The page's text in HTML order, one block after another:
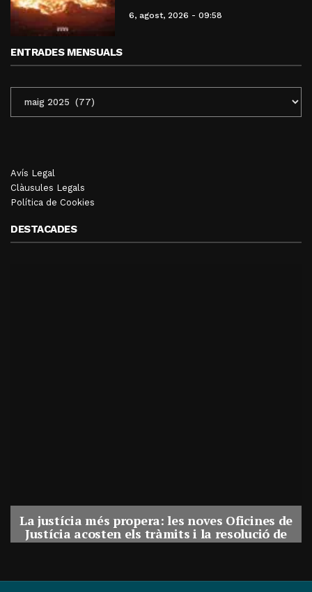
6, agost, 2026 - 09:58
ENTRADES MENSUALS
MENSUALS
Avís Legal
Clàusules Legals
Política de Cookies
DESTACADES
La justícia més propera: les noves Oficines de
Justícia acosten els tràmits i la resolució de
conflictes als municipis de Catalunya